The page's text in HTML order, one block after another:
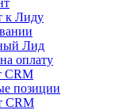
к Лиду
Лид
оплату
CRM
позиции
CRM